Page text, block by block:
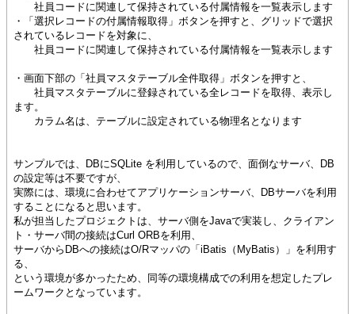
社員コードに関連して保持されている付属情報を一覧表示します
・「選択レコードの付属情報取得」ボタンを押すと、グリッドで選択
されているレコードを対象に、
社員コードに関連して保持されている付属情報を一覧表示します
・画面下部の「社員マスタテーブル全件取得」ボタンを押すと、
社員マスタテーブルに登録されている全レコードを取得、表示し
ます。
カラム名は、テーブルに設定されている物理名となります
サンプルでは、DBにSQLite を利用しているので、面倒なサーバ、DB
の設定等は不要ですが、
実際には、環境に合わせてアプリケーションサーバ、DBサーバを利用
することになると思います。
私が担当したプロジェクトは、サーバ側をJavaで実装し、クライアン
ト・サーバ間の接続はCurl ORBを利用、
サーバからDBへの接続はO/Rマッパの「iBatis（MyBatis）」を利用す
る、
という環境が多かったため、同等の環境構成での利用を想定したプレ
ームワークとなっています。